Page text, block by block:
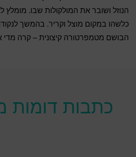
הנוזל ושובר את המולקולות שבו.
כלשהו במקום מוצל וקריר. בהמשך
הבושם מטמפרטורה קיצונית – קרה מדי
כתבות דומות